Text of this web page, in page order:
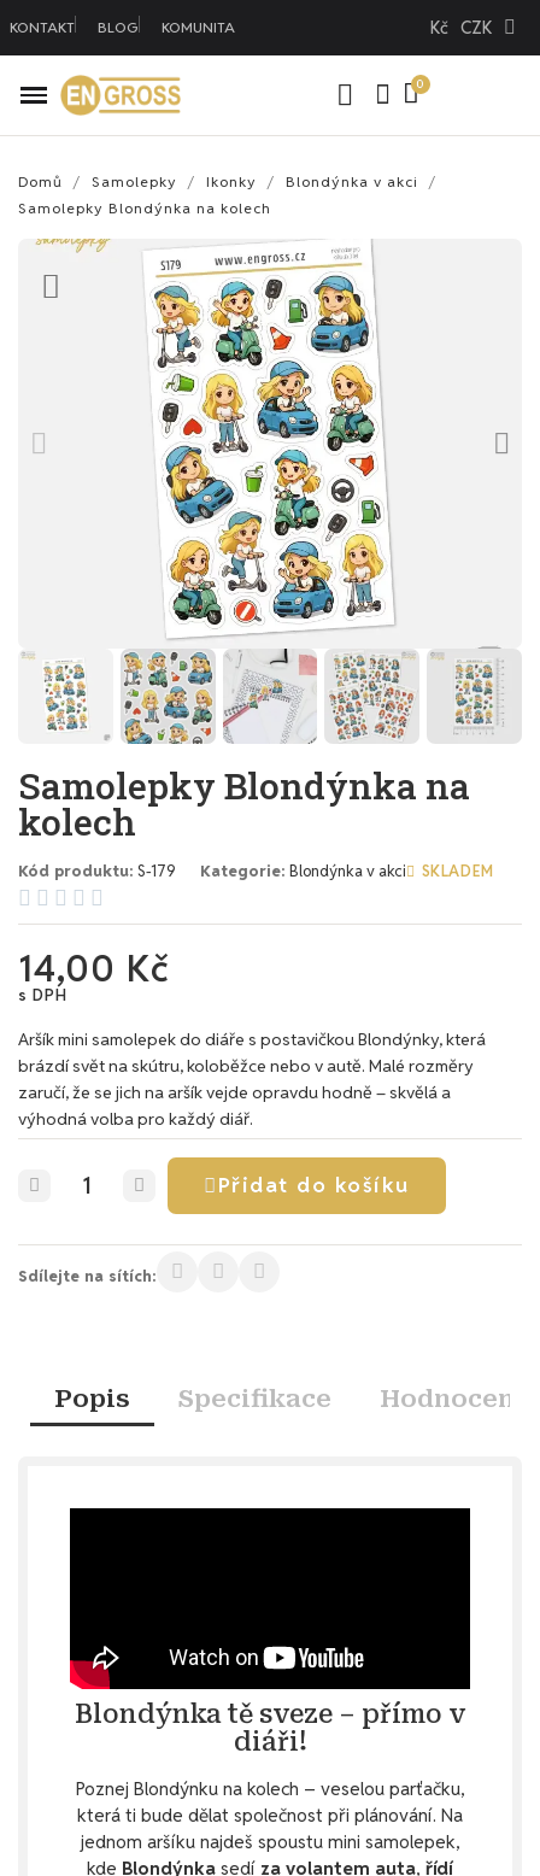
KONTAKT BLOG KOMUNITA Kč CZK
Domů Samolepky Ikonky
Blondýnka v akci
Samolepky Blondýnka na kolech
Samolepky Blondýnka na
kolech
Kód produktu S-179 Kategorie Blondýnka v akci SKLADEM
    
14,00 Kč
s DPH
Aršík mini samolepek do diáře s postavičkou Blondýnky, která
brázdí svět na skútru, koloběžce nebo v autě. Malé rozměry
zaručí, že se jich na aršík vejde opravdu hodně – skvělá a
výhodná volba pro každý diář.
Přidat do košíku
Sdílejte na sítích:
Popis Specifikace Hodnocení
Blondýnka tě sveze – přímo v
diáři!
Poznej Blondýnku na kolech – veselou parťačku,
která ti bude dělat společnost při plánování. Na
jednom aršíku najdeš spoustu mini samolepek,
kde Blondýnka sedí za volantem auta, řídí